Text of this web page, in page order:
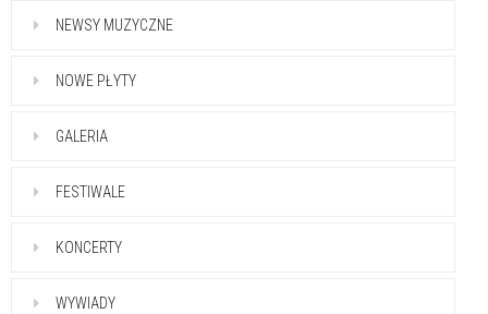
NEWSY MUZYCZNE
NOWE PŁYTY
GALERIA
FESTIWALE
KONCERTY
WYWIADY